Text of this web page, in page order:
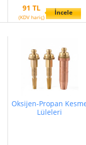
91 TL
(KDV hariç)
İncele
Oksijen-Propan
Lüleleri